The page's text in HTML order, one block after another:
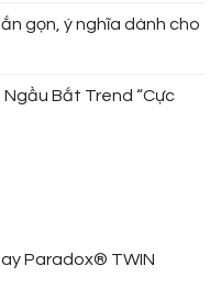
gọn, ý nghĩa dành cho
Bắt Trend “Cực
Paradox® TWIN